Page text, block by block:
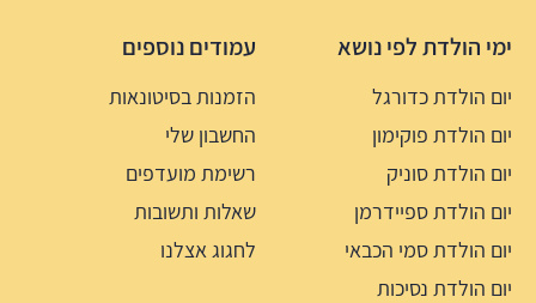
ימי הולדת לפי נושא
יום הולדת כדורגל
יום הולדת פוקימון
יום הולדת סוניק
יום הולדת ספיידרמן
יום הולדת סמי הכבאי
יום הולדת נסיכות
עמודים נוספים
הזמנות בסיטונאות
החשבון שלי
רשימת מועדפים
שאלות ותשובות
לחגוג אצלנו